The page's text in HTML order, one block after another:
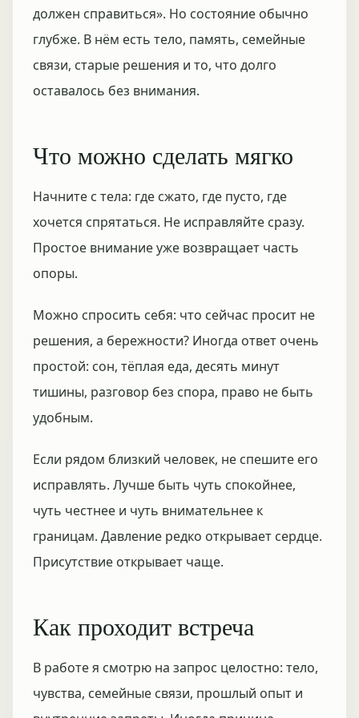
должен справиться». Но состояние обычно
глубже. В нём есть тело, память, семейные
связи, старые решения и то, что долго
оставалось без внимания.
Что можно сделать мягко
Начните с тела: где сжато, где пусто, где
хочется спрятаться. Не исправляйте сразу.
Простое внимание уже возвращает часть
опоры.
Можно спросить себя: что сейчас просит не
решения, а бережности? Иногда ответ очень
простой: сон, тёплая еда, десять минут
тишины, разговор без спора, право не быть
удобным.
Если рядом близкий человек, не спешите его
исправлять. Лучше быть чуть спокойнее,
чуть честнее и чуть внимательнее к
границам. Давление редко открывает сердце.
Присутствие открывает чаще.
Как проходит встреча
В работе я смотрю на запрос целостно: тело,
чувства, семейные связи, прошлый опыт и